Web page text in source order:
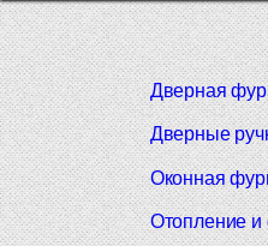
Дверная
Дверные
Оконная
Отопление и